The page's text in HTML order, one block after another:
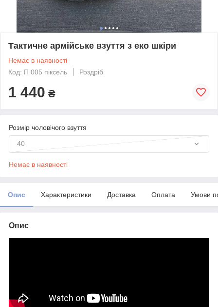
Тактичне армійське взуття з еко шкіри
Немає в наявності
Код: П 005 піксель
Роздріб
1 440 ₴
Розмір чоловічого взуття
40
Немає в наявності
Опис Характеристики Доставка Оплата Умови
Опис